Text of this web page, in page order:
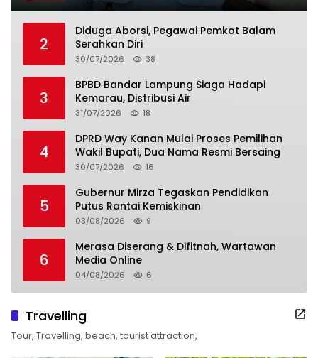
2
Diduga Aborsi, Pegawai Pemkot Balam
Serahkan Diri
30/07/2026 38
3
BPBD Bandar Lampung Siaga Hadapi
Kemarau, Distribusi Air
31/07/2026 18
4
DPRD Way Kanan Mulai Proses Pemilihan
Wakil Bupati, Dua Nama Resmi Bersaing
30/07/2026 16
5
Gubernur Mirza Tegaskan Pendidikan
Putus Rantai Kemiskinan
03/08/2026 9
6
Merasa Diserang & Difitnah, Wartawan
Media Online
04/08/2026 6
Travelling
Tour, Travelling, beach, tourist attraction,